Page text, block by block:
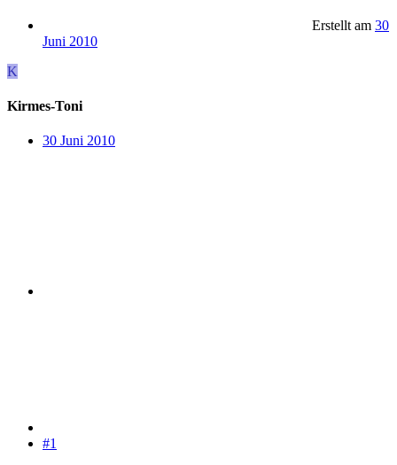
Erstellt am 30
Juni 2010
K
Kirmes-Toni
30 Juni 2010
#1